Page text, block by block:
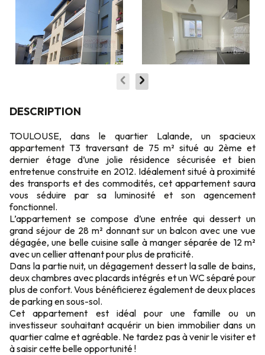
DESCRIPTION
TOULOUSE, dans le quartier Lalande, un spacieux
appartement T3 traversant de 75 m² situé au 2ème et
dernier étage d’une jolie résidence sécurisée et bien
entretenue construite en 2012. Idéalement situé à proximité
des transports et des commodités, cet appartement saura
vous séduire par sa luminosité et son agencement
fonctionnel.
L’appartement se compose d’une entrée qui dessert un
grand séjour de 28 m² donnant sur un balcon avec une vue
dégagée, une belle cuisine salle à manger séparée de 12 m²
avec un cellier attenant pour plus de praticité.
Dans la partie nuit, un dégagement dessert la salle de bains,
deux chambres avec placards intégrés et un WC séparé pour
plus de confort. Vous bénéficierez également de deux places
de parking en sous-sol.
Cet appartement est idéal pour une famille ou un
investisseur souhaitant acquérir un bien immobilier dans un
quartier calme et agréable. Ne tardez pas à venir le visiter et
à saisir cette belle opportunité !